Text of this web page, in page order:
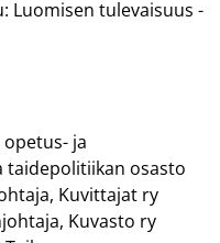
Luomisen tulevaisuus -
ja
osasto
Kuvittajat ry
Kuvasto ry